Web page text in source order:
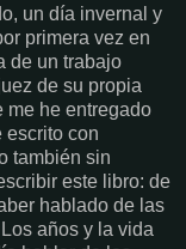
un día invernal y
primera vez en
de un trabajo
de su propia
me he entregado
escrito con
también sin
este libro: de
hablado de las
años y la vida